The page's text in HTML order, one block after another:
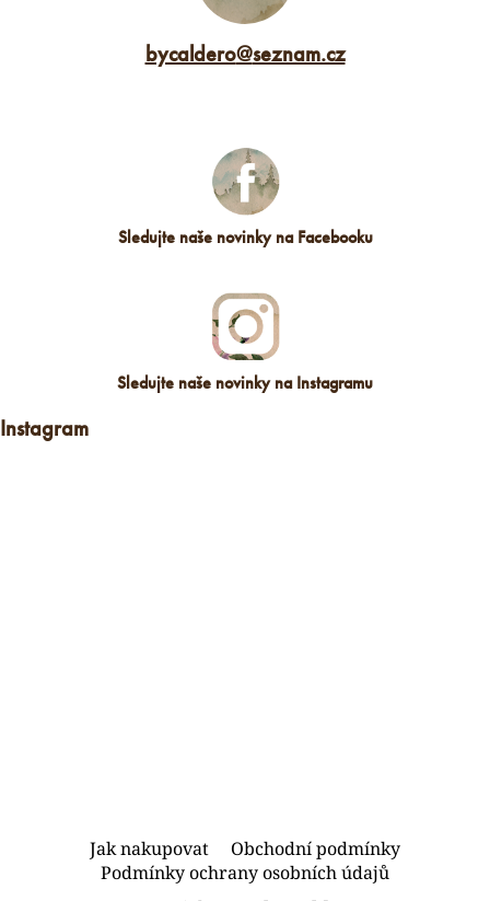
bycaldero@seznam.cz
Sledujte naše novinky na Facebooku
Sledujte naše novinky na Instagramu
Instagram
Jak nakupovat
Obchodní podmínky
Podmínky ochrany osobních údajů